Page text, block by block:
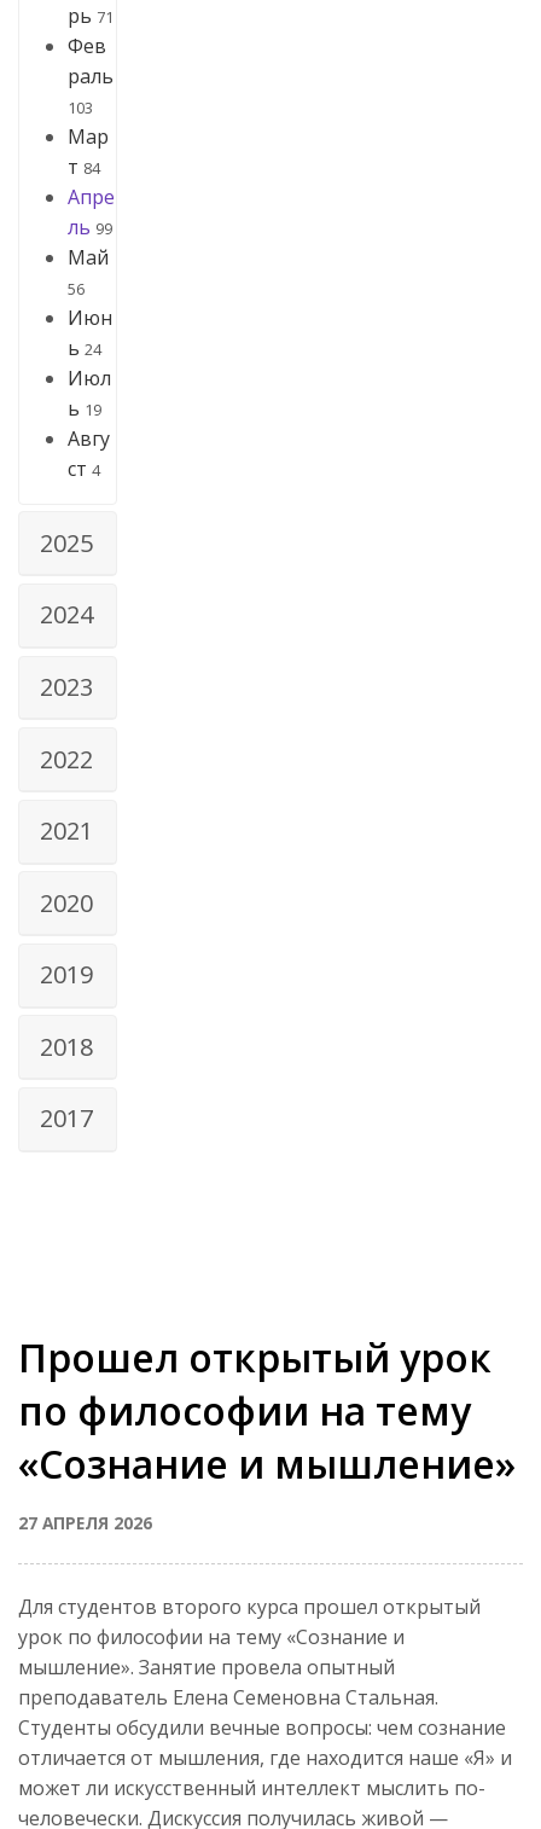
рь 71
Фев
раль
103
Мар
т 84
Апре
ль 99
Май
56
Июн
ь 24
Июл
ь 19
Авгу
ст 4
2025
2024
2023
2022
2021
2020
2019
2018
2017
Прошел открытый урок
по философии на тему
«Сознание и мышление»
27 АПРЕЛЯ 2026
Для студентов второго курса прошел открытый
урок по философии на тему «Сознание и
мышление». Занятие провела опытный
преподаватель Елена Семеновна Стальная.
Студенты обсудили вечные вопросы: чем сознание
отличается от мышления, где находится наше «Я» и
может ли искусственный интеллект мыслить по-
человечески. Дискуссия получилась живой —